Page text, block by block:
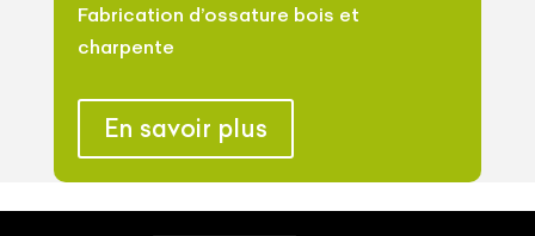
Fabrication d’ossature bois et
charpente
En savoir plus